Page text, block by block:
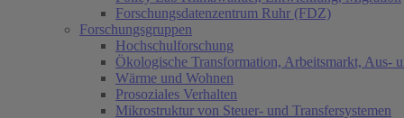
Forschungsdatenzentrum Ruhr (FDZ)
Forschungsgruppen
Hochschulforschung
Ökologische Transformation, Arbeitsmarkt, Aus-
Wärme und Wohnen
Prosoziales Verhalten
Mikrostruktur von Steuer- und Transfersystemen